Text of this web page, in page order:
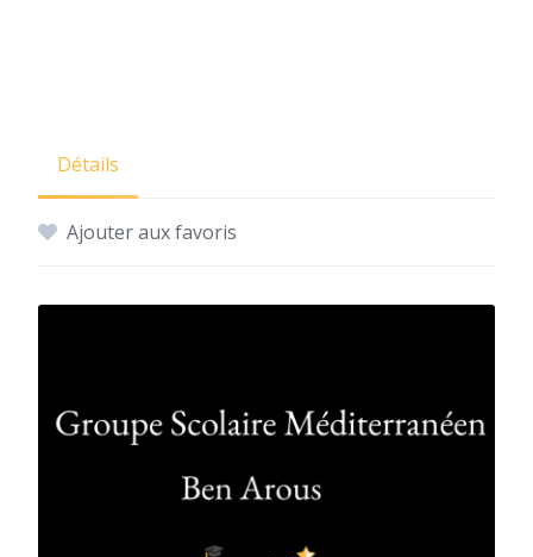
Détails
Ajouter aux favoris